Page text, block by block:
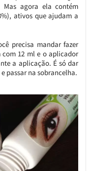
Mas agora ela contém
ativos que ajudam a
precisa mandar fazer
12 ml e o aplicador
a aplicação. É só dar
passar na sobrancelha.